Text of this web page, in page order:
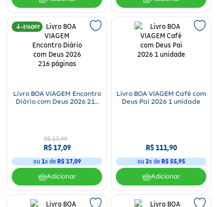
5%
Livro BOA VIAGEM Encontro
Diário com Deus 2026 216
R$ 17,99
R$17,09
ou 1x de R$ 17,09
Adicionar
Livro BOA VIAGEM Café com
Deus Pai 2026 1 unidade
R$111,90
ou 2x de R$ 55,95
Adicionar